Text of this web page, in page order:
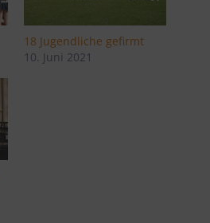
18 Jugendliche gefirmt
10. Juni 2021